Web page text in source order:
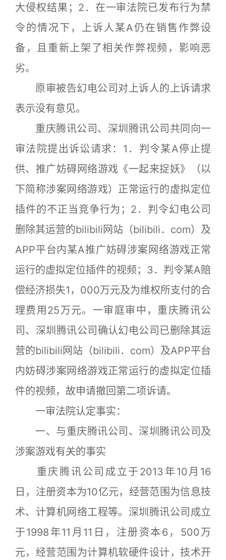
大侵权结果；2．在一审法院已发布行为禁
令的情况下，上诉人某A仍在销售作弊设
备，且重新上架了相关作弊视频，影响恶
劣。
原审被告幻电公司对上诉人的上诉请求
表示没有意见。
重庆腾讯公司、深圳腾讯公司共同向一
审法院提出诉讼请求：1．判令某A停止提
供、推广妨碍网络游戏《一起来捉妖》（以
下简称涉案网络游戏）正常运行的虚拟定位
插件的不正当竞争行为；2．判令幻电公司
删除其运营的bilibili网站（bilibili．com）及
APP平台内某A推广妨碍涉案网络游戏正常
运行的虚拟定位插件的视频；3．判令某A赔
偿经济损失1，000万元及为维权所支付的合
理费用25万元。一审庭审中，重庆腾讯公
司、深圳腾讯公司确认幻电公司已删除其运
营的bilibili网站（bilibili．com）及APP平台
内妨碍涉案网络游戏正常运行的虚拟定位插
件的视频，故申请撤回第二项诉请。
一审法院认定事实：
一、与重庆腾讯公司、深圳腾讯公司及
涉案游戏有关的事实
重庆腾讯公司成立于2013年10月16
日，注册资本为10亿元，经营范围为信息技
术、计算机网络工程等。深圳腾讯公司成立
于1998年11月11日，注册资本6，500万
元，经营范围为计算机软硬件设计，技术开